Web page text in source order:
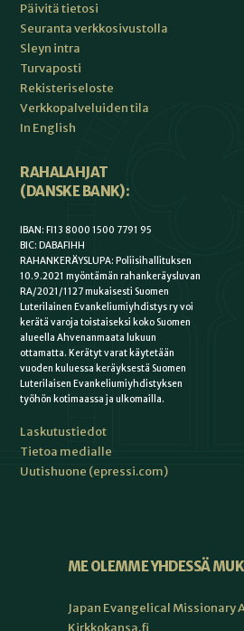
Päivitä tietosi
Seuranta verkkosivustolla
Sleyn intra
Turvaposti
Rekisteriseloste
Verkkopalveluiden tila
In English
RAHALAHJAT
(DANSKE BANK):
IBAN: FI13 8000 1500 7791 95
BIC: DABAFIHH
RAHANKERÄYSLUPA: Poliisihallituksen
10.9.2021 myöntämän rahankeräysluvan
RA/2021/1127 mukaisesti Suomen
Luterilainen Evankeliumiyhdistys ry voi
kerätä varoja toistaiseksi koko Suomen
alueella Ahvenanmaata lukuun
ottamatta. Kerätyt varat käytetään
vuoden kuluessa keräyksestä Suomen
Luterilaisen Evankeliumiyhdistyksen
työhön kotimaassa ja ulkomailla.
Laskutustiedot
Tietoa medialle
Uutishuone (epressi.com)
ME OLEMME YHDESSÄ
Japan Evangelical Missionary
Kirkkokansa.fi